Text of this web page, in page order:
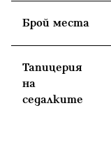
Брой места
Тапицерия
на
седалките